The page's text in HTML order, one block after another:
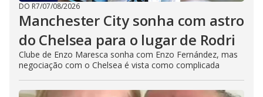
DO R7/07/08/2026
Manchester City sonha com astro
do Chelsea para o lugar de Rodri
Clube de Enzo Maresca sonha com Enzo Fernández, mas
negociação com o Chelsea é vista como complicada